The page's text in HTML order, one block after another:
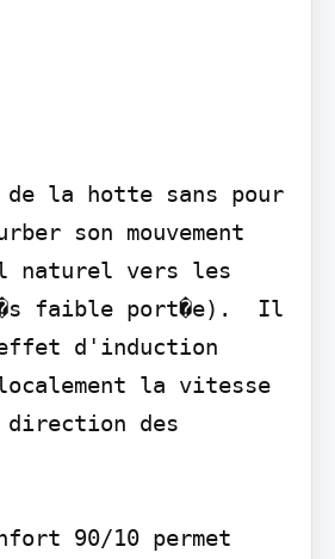
de la hotte sans pour
son mouvement
naturel vers les
faible port�e).  Il
d'induction
localement la vitesse
des
90/10 permet